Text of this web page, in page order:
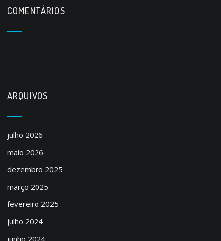
COMENTÁRIOS
ARQUIVOS
julho 2026
maio 2026
dezembro 2025
março 2025
fevereiro 2025
julho 2024
junho 2024